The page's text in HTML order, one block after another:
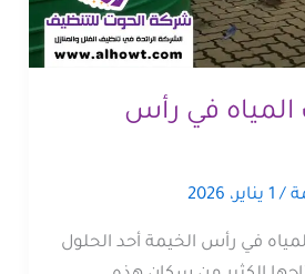
المياه في رأس
/ 1 يناير، 2026
في رأس الخيمة أحد الحلول